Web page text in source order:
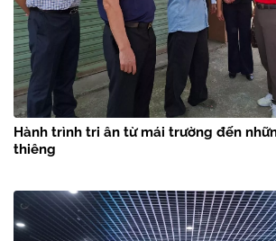
Hành trình tri ân từ mái trường đến
thiêng